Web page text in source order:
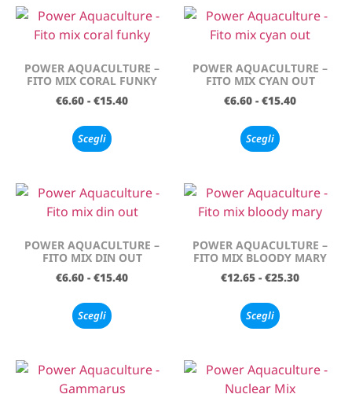
POWER AQUACULTURE –
FITO MIX CORAL FUNKY
€6.60 - €15.40
Scegli
POWER AQUACULTURE –
FITO MIX CYAN OUT
€6.60 - €15.40
Scegli
POWER AQUACULTURE –
FITO MIX DIN OUT
€6.60 - €15.40
Scegli
POWER AQUACULTURE –
FITO MIX BLOODY MARY
€12.65 - €25.30
Scegli